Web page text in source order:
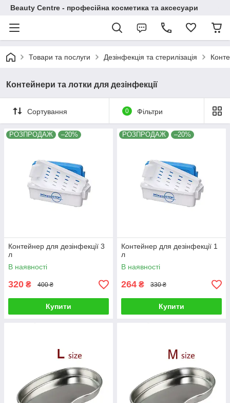
Beauty Centre - професійна косметика та аксесуари
Товари та послуги Дезінфекція та стерилізація
Контейнери та лотки для дезінфекції
Сортування 0 Фільтри
РОЗПРОДАЖ –20%
Контейнер для дезінфекції 3
л
В наявності
320 ₴ 400 ₴
Купити
РОЗПРОДАЖ –20%
Контейнер для дезінфекції 1
л
В наявності
264 ₴ 330 ₴
Купити